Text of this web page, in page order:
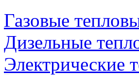
Газовые
Дизельные
Электрические